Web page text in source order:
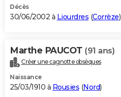
Décès
30/06/2002 à Liourdres (Corrèze)
Marthe PAUCOT (91 ans)
Créer une cagnotte obsèques
Naissance
25/03/1910 à Rousies (Nord)